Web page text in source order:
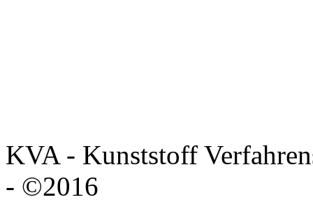
KVA - Kunststoff
- ©2016